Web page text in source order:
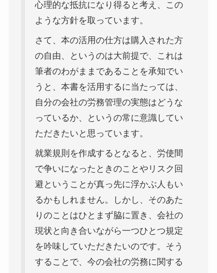
心理的な抵抗になり得ると考え、この
ような方針を取っています。
さて、本の活用の仕方は購入された方
の自由、というのは大前提で、これは
筆者のわがままであることを承知でい
うと、本書を活用するに当たっては、
自分の会社の労務管理の実態はどうな
っているか、というの常に意識してい
ただきたいと思っています。
就業規則を作成するとなると、労使間
で争いになったときのことやリスク回
避ということが真っ先に浮かぶ人もい
るかもしれません。しかし、そのあた
りのことはひとまず脇に置き、会社の
現状と向き合いながら一つひとつ規定
を吟味していただきたいのです。そう
することで、今の会社の労務に関する